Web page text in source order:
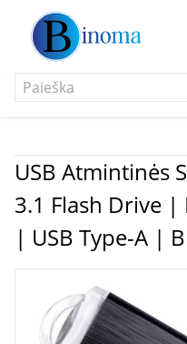
USB Atmintinės Silicon Power | USB
3.1 Flash Drive |
| USB Type-A |